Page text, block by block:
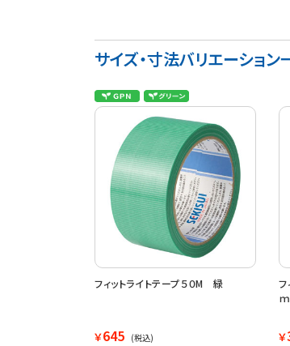
サイズ・寸法バリエーション
フィットライトテープ５０M 緑
￥645 (税込)
フ
￥